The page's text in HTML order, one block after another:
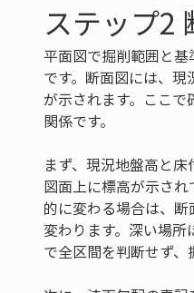
ステップ2
平面図で掘削範囲と
です。断面図には、
が示されます。ここ
関係です。
まず、現況地盤高と
図面上に標高が示さ
的に変わる場合は、
変わります。深い場
で全区間を判断せず